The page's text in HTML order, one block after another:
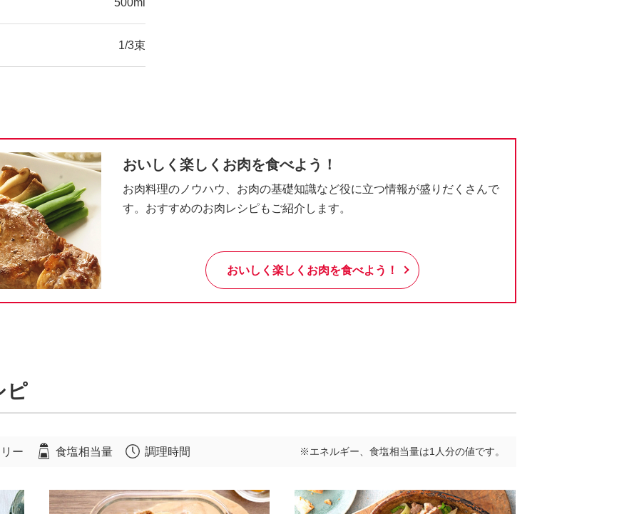
500ml
1/3束
おいしく楽しくお肉を食べよう！
お肉料理のノウハウ、お肉の基礎知識など役に立つ情報が盛りだくさんで
す。おすすめのお肉レシピもご紹介します。
おいしく楽しくお肉を食べよう！
ピ
ー 食塩相当量 調理時間 ※エネルギー、食塩相当量は1人分の値です。